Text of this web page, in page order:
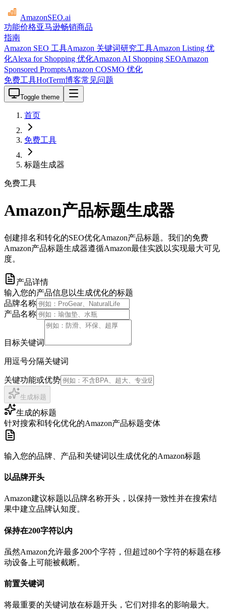
AmazonSEO.ai
功能价格亚马逊畅销商品
指南
Amazon SEO 工具Amazon 关键词研究工具Amazon Listing 优
化Alexa for Shopping 优化Amazon AI Shopping SEOAmazon
Sponsored PromptsAmazon COSMO 优化
免费工具HotTerm博客常见问题
Toggle theme
首页
免费工具
标题生成器
免费工具
Amazon产品标题生成器
创建排名和转化的SEO优化Amazon产品标题。我们的免费
Amazon产品标题生成器遵循Amazon最佳实践以实现最大可见
度。
产品详情
输入您的产品信息以生成优化的标题
品牌名称
产品名称
目标关键词
用逗号分隔关键词
关键功能或优势
生成标题
生成的标题
针对搜索和转化优化的Amazon产品标题变体
输入您的品牌、产品和关键词以生成优化的Amazon标题
以品牌开头
Amazon建议标题以品牌名称开头，以保持一致性并在搜索结
果中建立品牌认知度。
保持在200字符以内
虽然Amazon允许最多200个字符，但超过80个字符的标题在移
动设备上可能被截断。
前置关键词
将最重要的关键词放在标题开头，它们对排名的影响最大。